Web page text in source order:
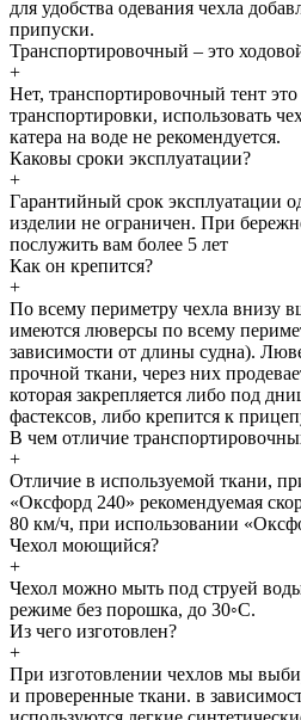
для удобства одевания чехла
припуски.
Транспортировочный – это
+
Нет, транспортировочный тент
транспортировки, использовать
катера на воде не рекомендуется.
Каковы сроки эксплуатации?
+
Гарантийный срок эксплуатации
изделии не ограничен. При
послужить вам более 5 лет
Как он крепится?
+
По всему периметру чехла внизу
имеются люверсы по всему
зависимости от длины судна).
прочной ткани, через них
которая закрепляется либо под
фастексов, либо крепится к
В чем отличие
+
Отличие в используемой ткани,
«Оксфорд 240» рекомендуемая
80 км/ч, при использовании
Чехол моющийся?
+
Чехол можно мыть под струей
режиме без порошка, до 30◦С.
Из чего изготовлен?
+
При изготовлении чехлов мы
и проверенные ткани. в